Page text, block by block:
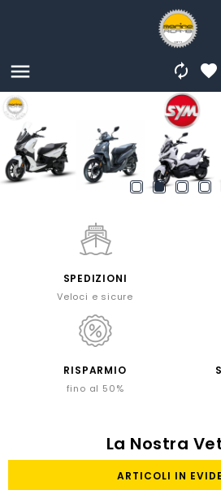
 

SPEDIZIONI
Veloci e sicure
RISPARMIO
fino al 50%
La Nostra
ARTICOLI IN